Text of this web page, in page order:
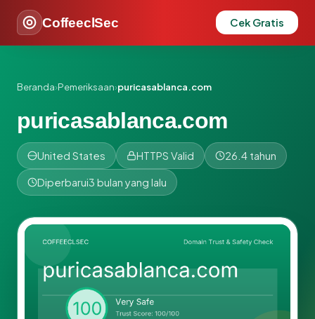
CoffeeclSec Cek Gratis
Beranda›Pemeriksaan›puricasablanca.com
puricasablanca.com
United States HTTPS Valid 26.4 tahun
Diperbarui3 bulan yang lalu